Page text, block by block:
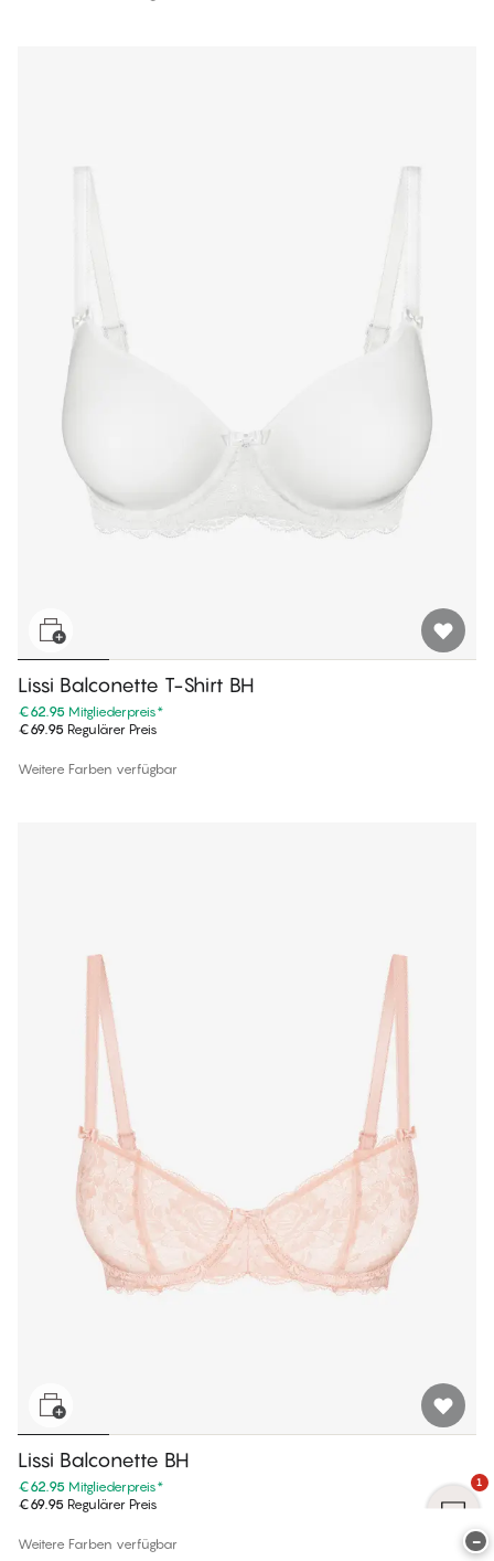
Lissi Balconette T-Shirt BH
€62.95 Mitgliederpreis*
€69.95 Regulärer Preis
Weitere Farben verfügbar
Lissi Balconette BH
€62.95 Mitgliederpreis*
€69.95 Regulärer Preis
Weitere Farben verfügbar
1
−